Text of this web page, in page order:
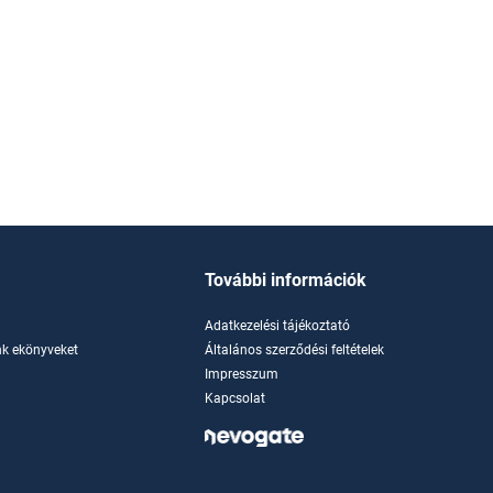
ekönyveket
További információk
Adatkezelési tájékoztató
Általános szerződési feltételek
Impresszum
Kapcsolat